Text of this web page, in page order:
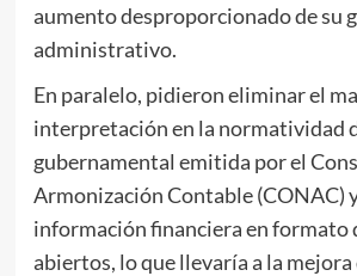
aumento desproporcionado de su
administrativo.
En paralelo, pidieron eliminar el
interpretación en la normatividad
gubernamental emitida por el
Armonización Contable (CONAC)
información financiera en formato
abiertos, lo que llevaría a la mejora